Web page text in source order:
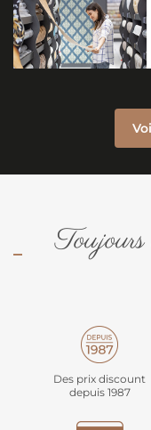
Toujours
Des prix discount
depuis 1987